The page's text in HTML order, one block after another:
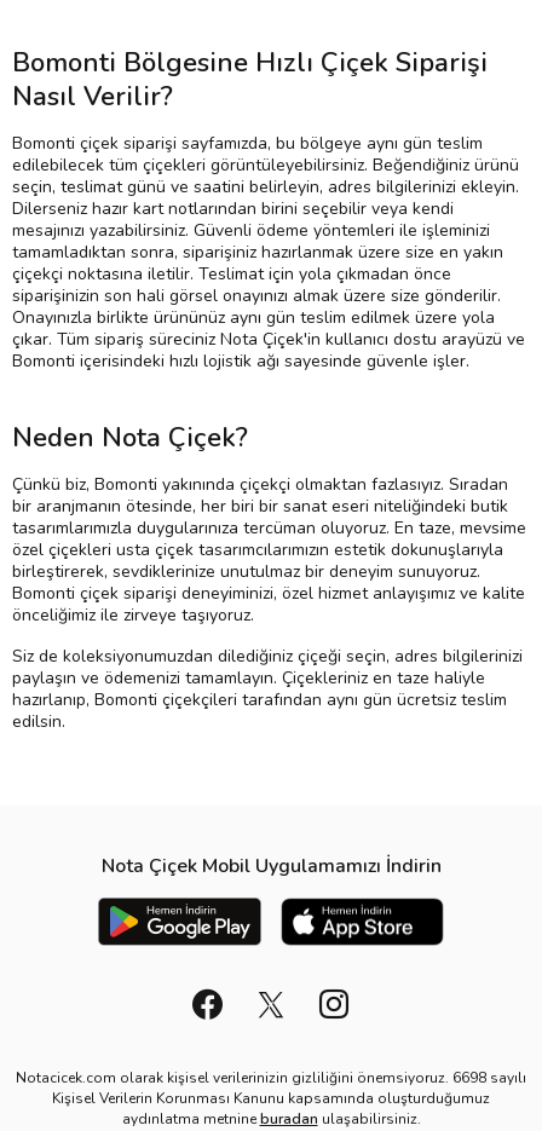
Bomonti Bölgesine Hızlı Çiçek Siparişi
Nasıl Verilir?
Bomonti çiçek siparişi sayfamızda, bu bölgeye aynı gün teslim
edilebilecek tüm çiçekleri görüntüleyebilirsiniz. Beğendiğiniz ürünü
seçin, teslimat günü ve saatini belirleyin, adres bilgilerinizi ekleyin.
Dilerseniz hazır kart notlarından birini seçebilir veya kendi
mesajınızı yazabilirsiniz. Güvenli ödeme yöntemleri ile işleminizi
tamamladıktan sonra, siparişiniz hazırlanmak üzere size en yakın
çiçekçi noktasına iletilir. Teslimat için yola çıkmadan önce
siparişinizin son hali görsel onayınızı almak üzere size gönderilir.
Onayınızla birlikte ürününüz aynı gün teslim edilmek üzere yola
çıkar. Tüm sipariş süreciniz Nota Çiçek'in kullanıcı dostu arayüzü ve
Bomonti içerisindeki hızlı lojistik ağı sayesinde güvenle işler.
Neden Nota Çiçek?
Çünkü biz, Bomonti yakınında çiçekçi olmaktan fazlasıyız. Sıradan
bir aranjmanın ötesinde, her biri bir sanat eseri niteliğindeki butik
tasarımlarımızla duygularınıza tercüman oluyoruz. En taze, mevsime
özel çiçekleri usta çiçek tasarımcılarımızın estetik dokunuşlarıyla
birleştirerek, sevdiklerinize unutulmaz bir deneyim sunuyoruz.
Bomonti çiçek siparişi deneyiminizi, özel hizmet anlayışımız ve kalite
önceliğimiz ile zirveye taşıyoruz.
Siz de koleksiyonumuzdan dilediğiniz çiçeği seçin, adres bilgilerinizi
paylaşın ve ödemenizi tamamlayın. Çiçekleriniz en taze haliyle
hazırlanıp, Bomonti çiçekçileri tarafından aynı gün ücretsiz teslim
edilsin.
Nota Çiçek Mobil Uygulamamızı İndirin
Notacicek.com olarak kişisel verilerinizin gizliliğini önemsiyoruz. 6698 sayılı
Kişisel Verilerin Korunması Kanunu kapsamında oluşturduğumuz
aydınlatma metnineburadan ulaşabilirsiniz.